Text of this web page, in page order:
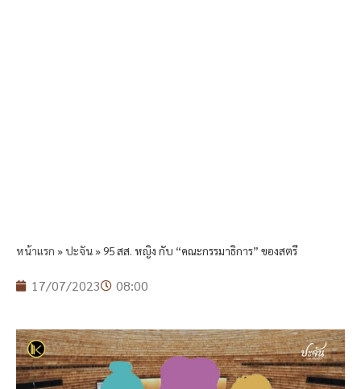
หน้าแรก » ปะจัน»95 สส. หญิง กับ “คณะกรรมาธิการ” ของสตรี
17/07/2023 08:00